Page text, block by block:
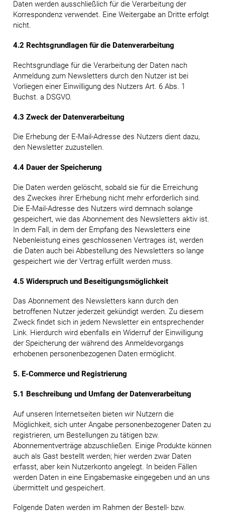
Daten werden ausschließlich für die Verarbeitung der
Korrespondenz verwendet. Eine Weitergabe an Dritte erfolgt
nicht.
4.2 Rechtsgrundlagen für die Datenverarbeitung
Rechtsgrundlage für die Verarbeitung der Daten nach
Anmeldung zum Newsletters durch den Nutzer ist bei
Vorliegen einer Einwilligung des Nutzers Art. 6 Abs. 1
Buchst. a DSGVO.
4.3 Zweck der Datenverarbeitung
Die Erhebung der E-Mail-Adresse des Nutzers dient dazu,
den Newsletter zuzustellen.
4.4 Dauer der Speicherung
Die Daten werden gelöscht, sobald sie für die Erreichung
des Zweckes ihrer Erhebung nicht mehr erforderlich sind.
Die E-Mail-Adresse des Nutzers wird demnach solange
gespeichert, wie das Abonnement des Newsletters aktiv ist.
In dem Fall, in dem der Empfang des Newsletters eine
Nebenleistung eines geschlossenen Vertrages ist, werden
die Daten auch bei Abbestellung des Newsletters so lange
gespeichert wie der Vertrag erfüllt werden muss.
4.5 Widerspruch und Beseitigungsmöglichkeit
Das Abonnement des Newsletters kann durch den
betroffenen Nutzer jederzeit gekündigt werden. Zu diesem
Zweck findet sich in jedem Newsletter ein entsprechender
Link. Hierdurch wird ebenfalls ein Widerruf der Einwilligung
der Speicherung der während des Anmeldevorgangs
erhobenen personenbezogenen Daten ermöglicht.
5. E-Commerce und Registrierung
5.1 Beschreibung und Umfang der Datenverarbeitung
Auf unseren Internetseiten bieten wir Nutzern die
Möglichkeit, sich unter Angabe personenbezogener Daten zu
registrieren, um Bestellungen zu tätigen bzw.
Abonnementverträge abzuschließen. Einige Produkte können
auch als Gast bestellt werden; hier werden zwar Daten
erfasst, aber kein Nutzerkonto angelegt. In beiden Fällen
werden Daten in eine Eingabemaske eingegeben und an uns
übermittelt und gespeichert.
Folgende Daten werden im Rahmen der Bestell- bzw.